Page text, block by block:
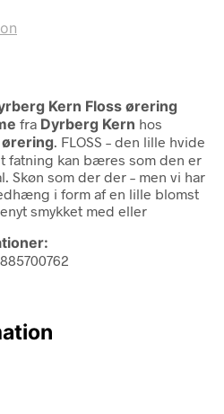
Kern Floss ørering
fra Dyrberg Kern hos
ørering. FLOSS – den lille hvide
fatning kan bæres som den er
Skøn som der der – men vi har
i form af en lille blomst
smykket med eller